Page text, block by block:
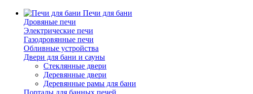
Печи для бани
Дровяные печи
Электрические печи
Газодровянные печи
Обливные устройства
Двери для бани и сауны
Стеклянные двери
Деревянные двери
Деревянные рамы для бани
Порталы для банных печей